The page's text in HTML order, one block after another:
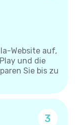
Website auf,
und die
Sie bis zu
3